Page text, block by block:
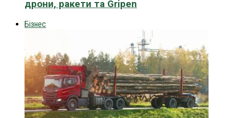
дрони, ракети та Gripen
Бізнес